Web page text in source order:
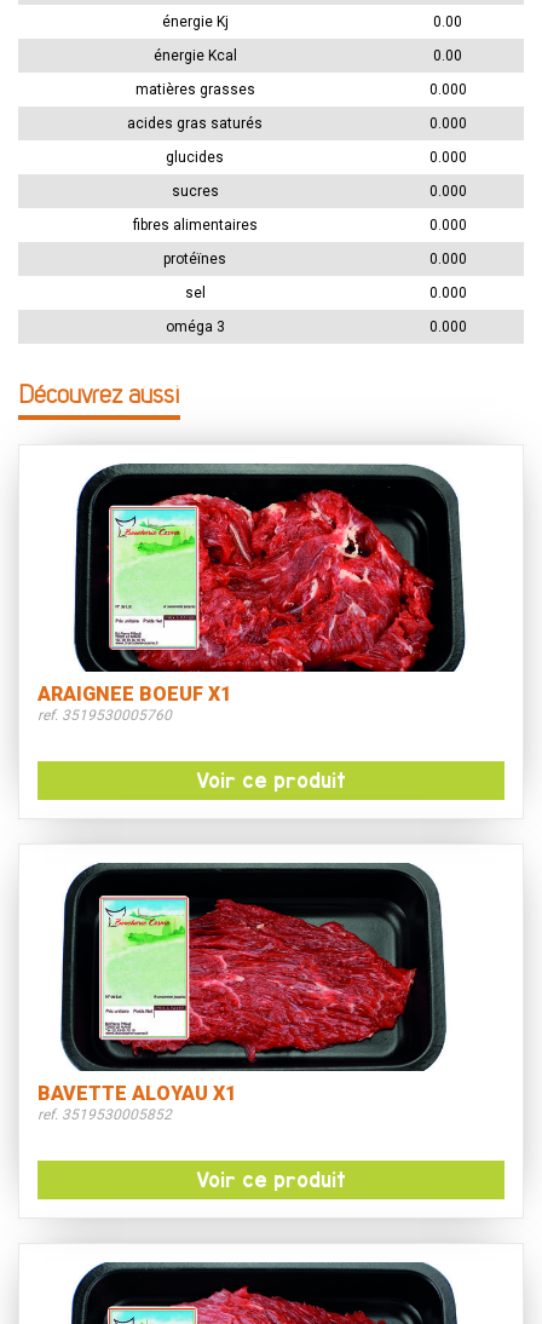
énergie Kj
0.00
énergie Kcal
0.00
matières grasses
0.000
acides gras saturés
0.000
glucides
0.000
sucres
0.000
fibres alimentaires
0.000
protéïnes
0.000
sel
0.000
oméga 3
0.000
Découvrez aussi
ARAIGNEE BOEUF X1
ref. 3519530005760
Voir ce produit
BAVETTE ALOYAU X1
ref. 3519530005852
Voir ce produit